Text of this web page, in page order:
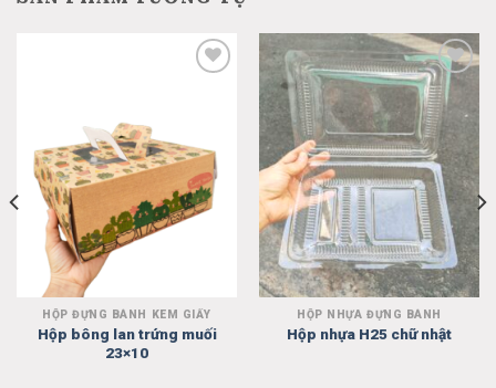
HỘP ĐỰNG BÁNH KEM GIẤY
Hộp bông lan trứng muối
23×10
Add
to
wishlist
HỘP NHỰA ĐỰNG BÁNH
Hộp nhựa H25 chữ nhật